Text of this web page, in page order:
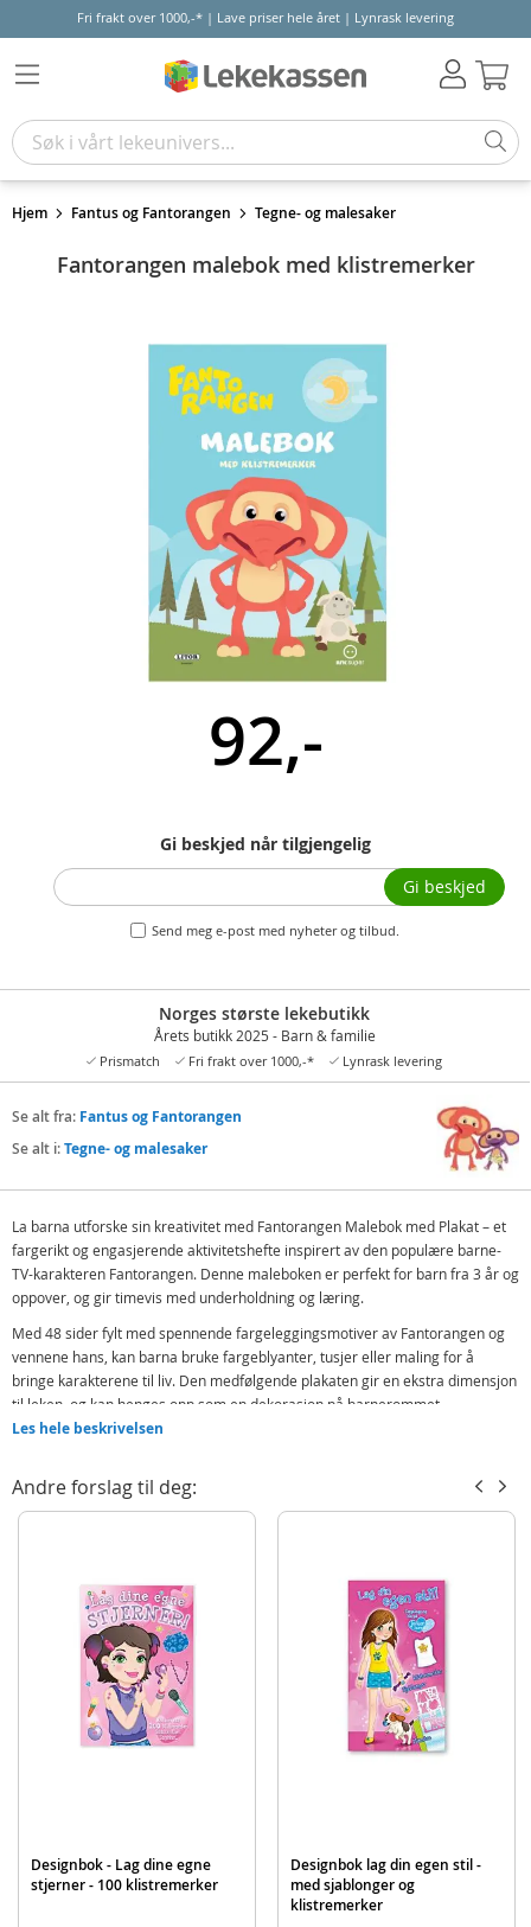
Fri frakt over 1000,-* | Lave priser hele året | Lynrask levering
Hjem Fantus og Fantorangen Tegne- og malesaker
Fantorangen malebok med klistremerker
92,-
Gi beskjed når tilgjengelig
Send meg e-post med nyheter og tilbud.
Gi beskjed
Norges største lekebutikk
Årets butikk 2025 - Barn & familie
Prismatch Fri frakt over 1000,-* Lynrask levering
Se alt fra: Fantus og Fantorangen
Se alt i:Tegne- og malesaker
La barna utforske sin kreativitet med Fantorangen Malebok med Plakat – et
fargerikt og engasjerende aktivitetshefte inspirert av den populære barne-
TV-karakteren Fantorangen. Denne maleboken er perfekt for barn fra 3 år og
oppover, og gir timevis med underholdning og læring.
Med 48 sider fylt med spennende fargeleggingsmotiver av Fantorangen og
vennene hans, kan barna bruke fargeblyanter, tusjer eller maling for å
bringe karakterene til liv. Den medfølgende plakaten gir en ekstra dimensjon
til leken, og kan henges opp som en dekorasjon på barnerommet.
Inneholder:
Malebok
Produktdetaljer 148265
Les hele beskrivelsen
Andre forslag til deg:
Designbok - Lag dine egne
stjerner - 100 klistremerker
Designbok lag din egen stil -
med sjablonger og
klistremerker